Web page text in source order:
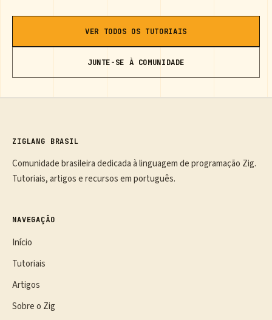
VER TODOS OS TUTORIAIS
JUNTE-SE À COMUNIDADE
ZIGLANG BRASIL
Comunidade brasileira dedicada à linguagem de programação Zig.
Tutoriais, artigos e recursos em português.
NAVEGAÇÃO
Início
Tutoriais
Artigos
Sobre o Zig